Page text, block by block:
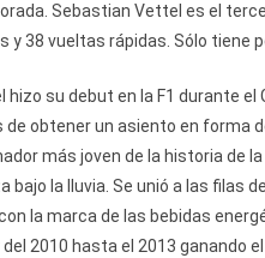
Sebastian Vettel es el
y 38 vueltas rápidas. Sólo tiene
hizo su debut en la F1 durante el
de obtener un asiento en forma
más joven de la historia de
bajo la lluvia. Se unió a las filas
con la marca de las bebidas
2010 hasta el 2013 ganando